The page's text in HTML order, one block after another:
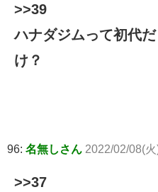
>>39
ハナダジムって初代
け？
96: 名無しさん 2022/02/08(
>>37